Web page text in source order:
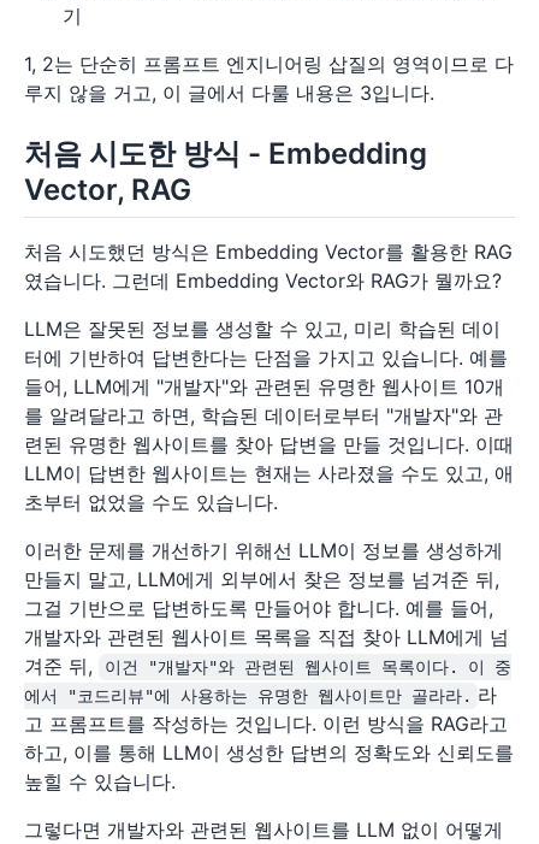
기
1, 2는 단순히 프롬프트 엔지니어링 삽질의 영역이므로 다
루지 않을 거고, 이 글에서 다룰 내용은 3입니다.
처음 시도한 방식 - Embedding
Vector, RAG
처음 시도했던 방식은 Embedding Vector를 활용한 RAG
였습니다. 그런데 Embedding Vector와 RAG가 뭘까요?
LLM은 잘못된 정보를 생성할 수 있고, 미리 학습된 데이
터에 기반하여 답변한다는 단점을 가지고 있습니다. 예를
들어, LLM에게 "개발자"와 관련된 유명한 웹사이트 10개
를 알려달라고 하면, 학습된 데이터로부터 "개발자"와 관
련된 유명한 웹사이트를 찾아 답변을 만들 것입니다. 이때
LLM이 답변한 웹사이트는 현재는 사라졌을 수도 있고, 애
초부터 없었을 수도 있습니다.
이러한 문제를 개선하기 위해선 LLM이 정보를 생성하게
만들지 말고, LLM에게 외부에서 찾은 정보를 넘겨준 뒤,
그걸 기반으로 답변하도록 만들어야 합니다. 예를 들어,
개발자와 관련된 웹사이트 목록을 직접 찾아 LLM에게 넘
겨준 뒤,
이건 "개발자"와 관련된 웹사이트 목록이다. 이 중
에서 "코드리뷰"에 사용하는 유명한 웹사이트만 골라라. 라
고 프롬프트를 작성하는 것입니다. 이런 방식을 RAG라고
하고, 이를 통해 LLM이 생성한 답변의 정확도와 신뢰도를
높힐 수 있습니다.
그렇다면 개발자와 관련된 웹사이트를 LLM 없이 어떻게